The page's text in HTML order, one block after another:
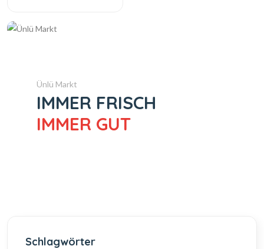
Ünlü Markt
IMMER FRISCH
IMMER GUT
Schlagwörter